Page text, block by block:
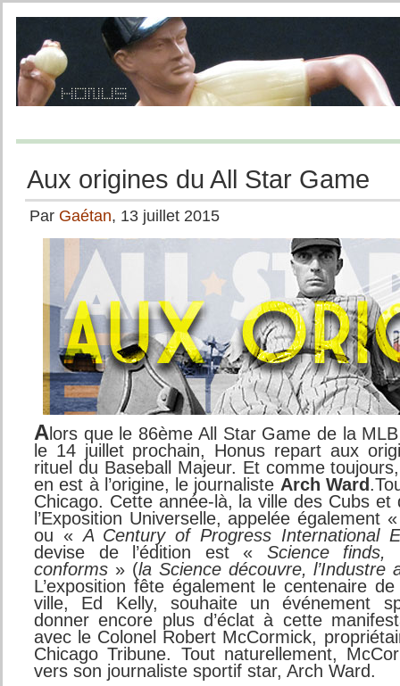
Aux origines du All Star Game
Par Gaétan, 13 juillet 2015
Alors que le 86ème All Star Game de la
le 14 juillet prochain, Honus repart aux
rituel du Baseball Majeur. Et comme
en est à l’origine, le journaliste Arch Ward .
Chicago. Cette année-là, la ville des Cubs et
l’Exposition Universelle, appelée également
ou «A Century of Progress International
devise de l’édition est « Science finds,
conforms » (la Science découvre, l’Industre
L’exposition fête également le centenaire
ville, Ed Kelly, souhaite un événement
donner encore plus d’éclat à cette
avec le Colonel Robert McCormick,
Chicago Tribune. Tout naturellement,
vers son journaliste sportif star, Arch Ward.